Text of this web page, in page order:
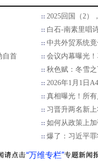
2025回国（2）
白石-南素里唱
中共外贸系统
自首
会议内幕曝光
秋色赋：冬雪
2026年1月1日
真相曝光！所
习晋升两名新
如何从政策上
爆了：习近平
“万维专栏”